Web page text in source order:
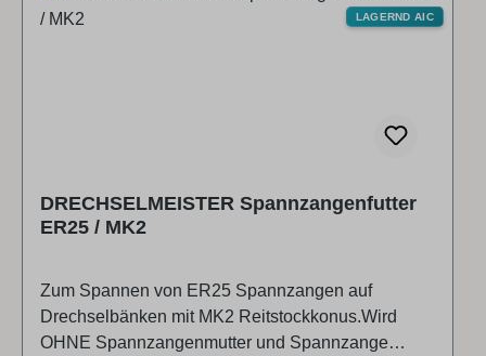
LAGERND AIC
DRECHSELMEISTER Spannzangenfutter
ER25 / MK2
Zum Spannen von ER25 Spannzangen auf
Drechselbänken mit MK2 Reitstockkonus.Wird
OHNE Spannzangenmutter und Spannzange